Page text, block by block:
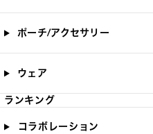
ポーチ/アクセサリー
ウェア
ランキング
コラボレーション